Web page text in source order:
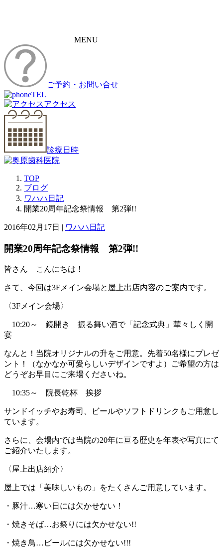
MENU
ご予約・お問い合せ
TEL
アクセス
診療日時
TOP
ブログ
ワハハ日記
開業20周年記念祭情報 第2弾!!
2016年02月17日 | ワハハ日記
開業20周年記念祭情報 第2弾!!
皆さん こんにちは！
さて、今回は3Fメイン会場と屋上出店内容のご案内です。
〈3Fメイン会場〉
10:20～ 鏡開き 振る舞い酒で「記念式典」華々しく開
宴
なんと！当院オリジナルの升をご用意。先着50名様にプレゼ
ント！（なかなか可愛らしいデザインですよ）ご希望の方は
どうぞお早目にご来場くださいね。
10:35～ 院長乾杯 挨拶
サンドイッチやお寿司、ビールやソフトドリンクもご用意し
ています。
さらに、会場内では当院の20年に亘る歴史を年表や写真にて
ご紹介いたします。
〈屋上出店紹介〉
屋上では「美味しいもの」をたくさんご用意しています。
・豚汁…寒い日には欠かせない！
・焼きそば…お祭りには欠かせない!!
・焼き鳥…ビールには欠かせない!!!